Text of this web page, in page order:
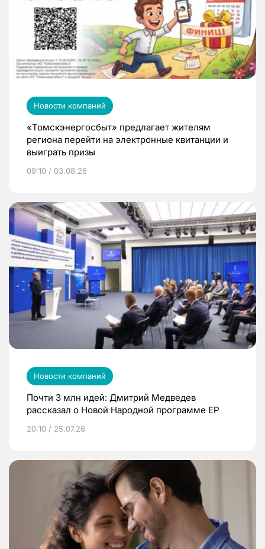
Новости компаний
«Томскэнергосбыт» предлагает жителям
региона перейти на электронные квитанции и
выиграть призы
09:10 / 03.08.26
Новости компаний
Почти 3 млн идей: Дмитрий Медведев
рассказал о Новой Народной программе ЕР
20:10 / 25.07.26